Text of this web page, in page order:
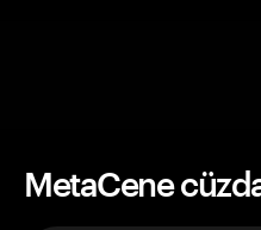
MetaCene